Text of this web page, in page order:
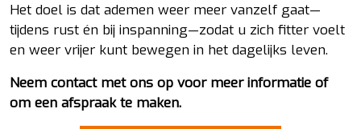
Het doel is dat ademen weer meer vanzelf gaat—
tijdens rust én bij inspanning—zodat u zich fitter voelt
en weer vrijer kunt bewegen in het dagelijks leven.
Neem contact met ons op voor meer informatie of
om een afspraak te maken.